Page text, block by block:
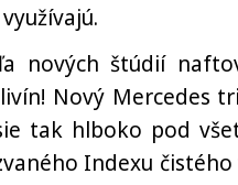
nových štúdií
Nový Mercedes
tak hlboko pod
Indexu